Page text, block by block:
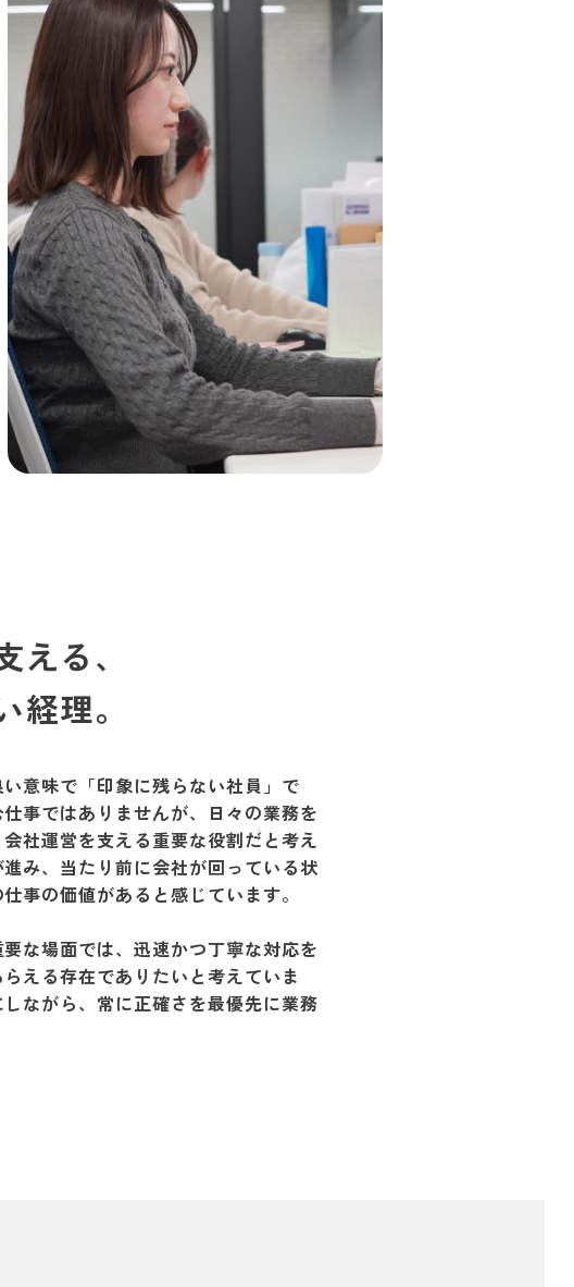
る、
理。
意味で「印象に残らない社員」で
事ではありませんが、日々の業務を
社運営を支える重要な役割だと考え
み、当たり前に会社が回っている状
事の価値があると感じています。
な場面では、迅速かつ丁寧な対応を
える存在でありたいと考えていま
ながら、常に正確さを最優先に業務